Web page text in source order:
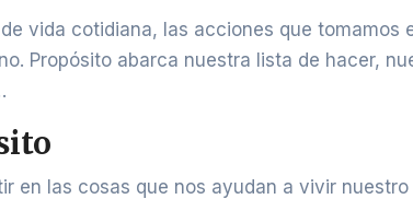
vida cotidiana, las acciones que tomamos
Propósito abarca nuestra lista de hacer,
en las cosas que nos ayudan a vivir nuestro